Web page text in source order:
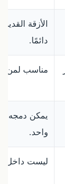
الأزقة
دائمًا.
مناسب لمن
يمكن دمجه
واحد.
ليست داخل